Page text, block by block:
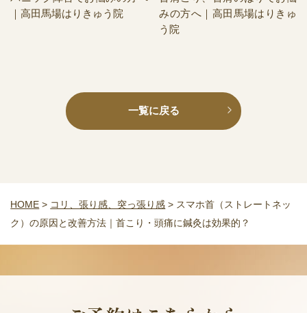
｜高田馬場はりきゅう院
みの方へ｜高田馬場はりきゅ
う院
一覧に戻る
HOME > コリ、張り感、突っ張り感 > スマホ首（ストレートネッ
ク）の原因と改善方法｜首こり・頭痛に鍼灸は効果的？